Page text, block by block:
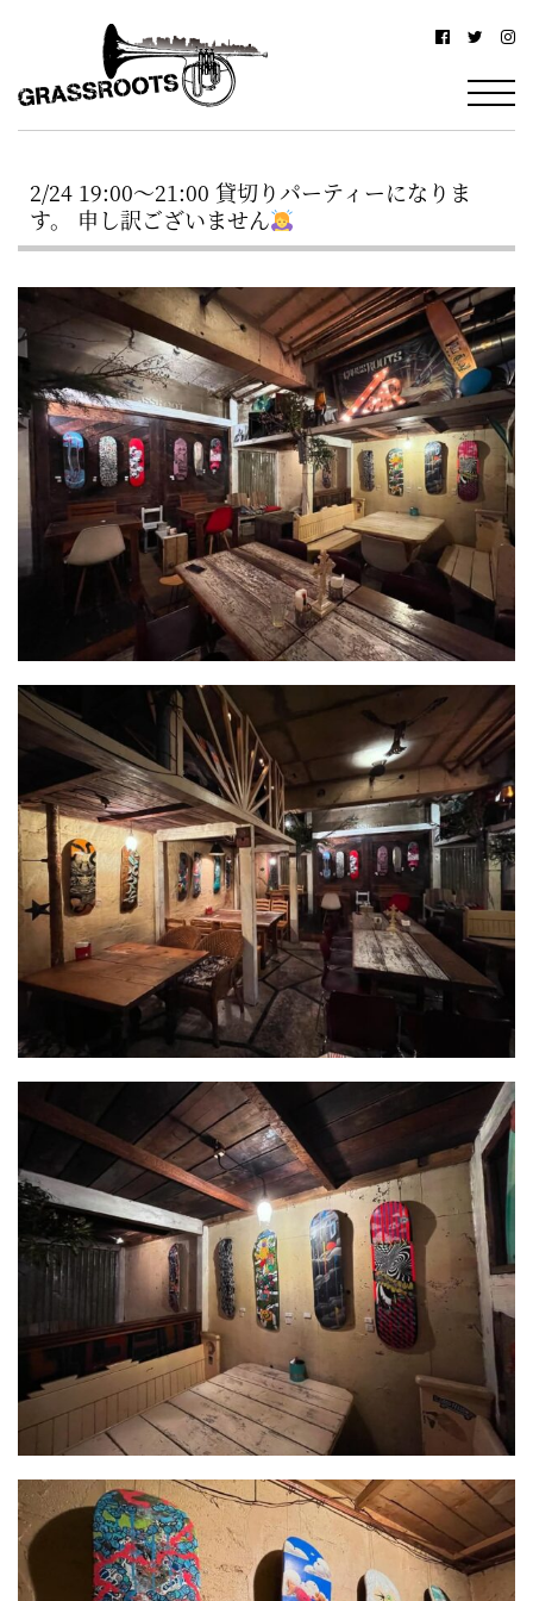
浜
グ
ス
ル
ー
ツ
–
YOKOHAMA
Grassroots
–
駅
北
西
口
か
ら
徒
歩
約
3
分・
鶴
屋
に
あ
る
ダ
イ
ニ
ン
グ
バ
ー
2/24 19:00～21:00 貸切りパーティーになりま
す。 申し訳ございません